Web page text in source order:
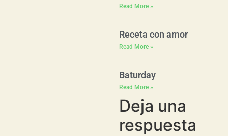
Read More »
Receta con amor
Read More »
Baturday
Read More »
Deja una
respuesta